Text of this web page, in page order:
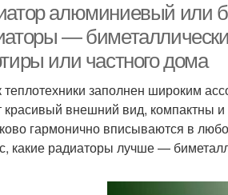
алюминиевый или
—
или частного дома
заполнен широким
внешний вид, компактны
гармонично вписываются в
какие радиаторы лучше —